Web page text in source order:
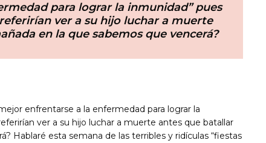
para lograr la inmunidad” pues
ver a su hijo luchar a muerte
en la que sabemos que vencerá?
enfrentarse a la enfermedad para lograr la
ver a su hijo luchar a muerte antes que batallar
Hablaré esta semana de las terribles y ridículas “fiestas